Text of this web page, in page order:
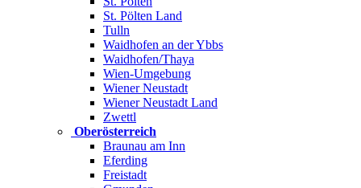
St. Pölten Land
Tulln
Waidhofen an der Ybbs
Waidhofen/Thaya
Wien-Umgebung
Wiener Neustadt
Wiener Neustadt Land
Zwettl
Oberösterreich
Braunau am Inn
Eferding
Freistadt